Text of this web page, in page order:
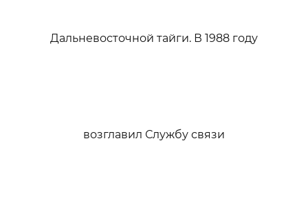
Дальневосточной тайги. В 1988 году
возглавил Службу связи